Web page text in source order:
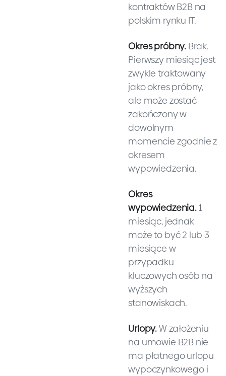
kontraktów B2B na
polskim rynku IT.
Okres próbny. Brak.
Pierwszy miesiąc jest
zwykle traktowany
jako okres próbny,
ale może zostać
zakończony w
dowolnym
momencie zgodnie z
okresem
wypowiedzenia.
Okres
wypowiedzenia.1
miesiąc, jednak
może to być 2 lub 3
miesiące w
przypadku
kluczowych osób na
wyższych
stanowiskach.
Urlopy.W założeniu
na umowie B2B nie
ma płatnego urlopu
wypoczynkowego i